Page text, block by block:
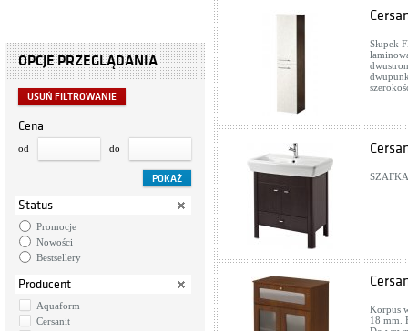
OPCJE PRZEGLĄDANIA
USUŃ FILTROWANIE
Cena
od do
Status
Promocje
Nowości
Bestsellery
Producent
Aquaform
Cersanit
Słupek
Korpus
18 mm.